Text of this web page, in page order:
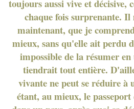
toujours aussi vive et décisive,
chaque fois surprenante. Il
maintenant, que je
mieux, sans qu'elle ait perdu
impossible de la résumer
tiendrait tout entière.
vivante ne peut se réduire à
étant, au mieux, le